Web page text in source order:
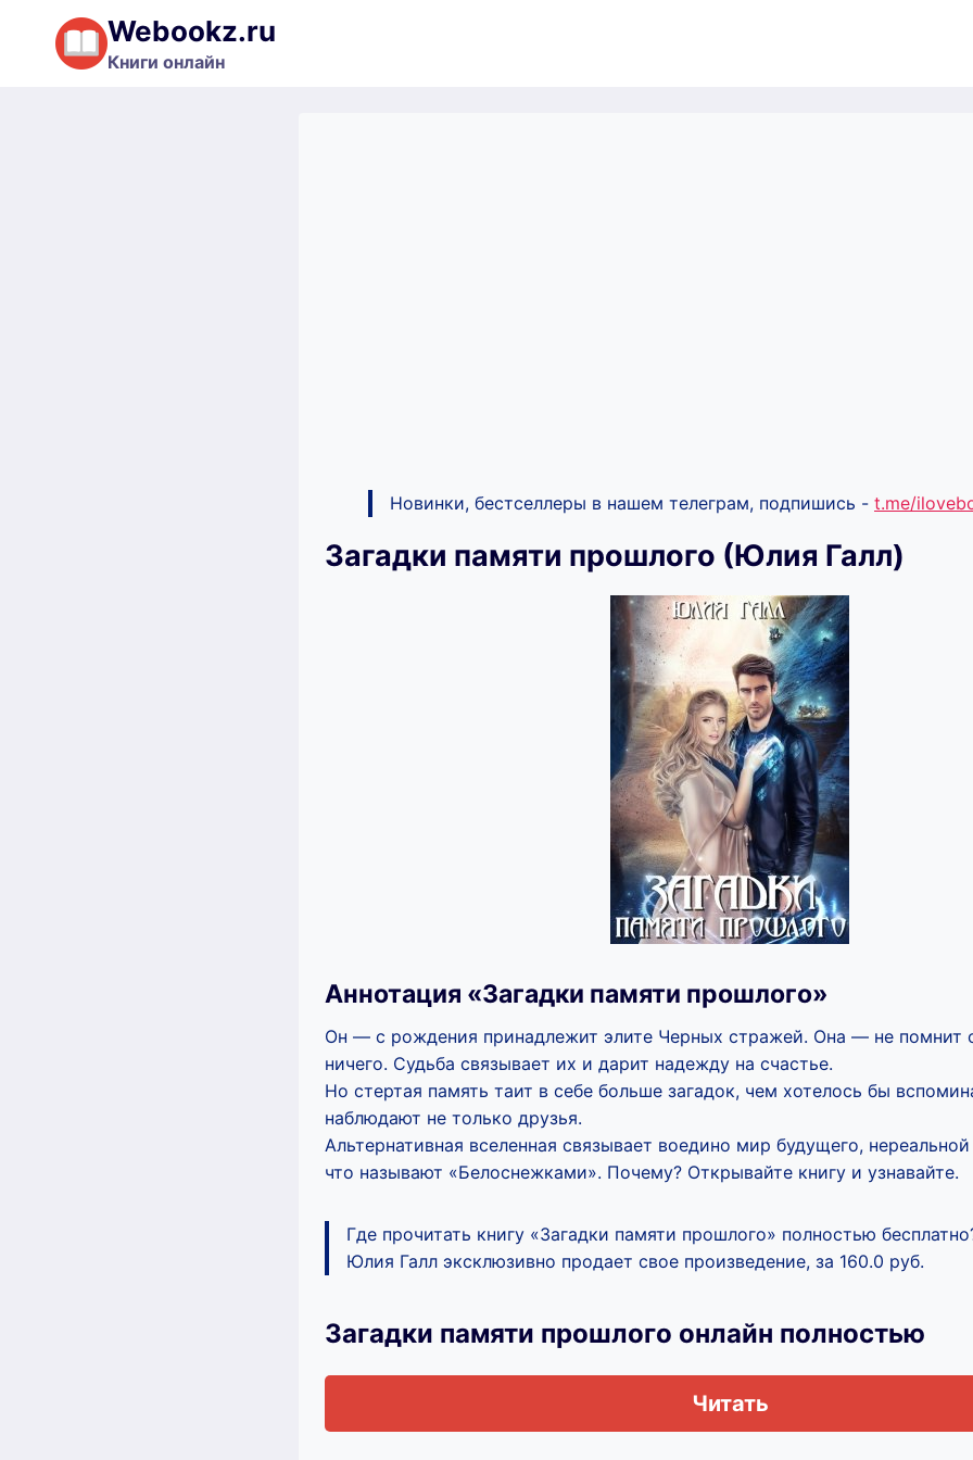
Перейти
содержимому
Webookz.ru
Книги онлайн
Новинки, бестселлеры в нашем телеграм, подпишись - t.me/
Загадки памяти прошлого (Юлия Галл)
Аннотация «Загадки памяти прошлого»
Он — с рождения принадлежит элите Черных стражей. Она — не помнит
ничего. Судьба связывает их и дарит надежду на счастье.
Но стертая память таит в себе больше загадок, чем хотелось бы
наблюдают не только друзья.
Альтернативная вселенная связывает воедино мир будущего,
что называют «Белоснежками». Почему? Открывайте книгу и узнавайте.
Где прочитать книгу «Загадки памяти прошлого» полностью
Юлия Галл эксклюзивно продает свое произведение, за 160.0 руб.
Загадки памяти прошлого онлайн полностью
Читать